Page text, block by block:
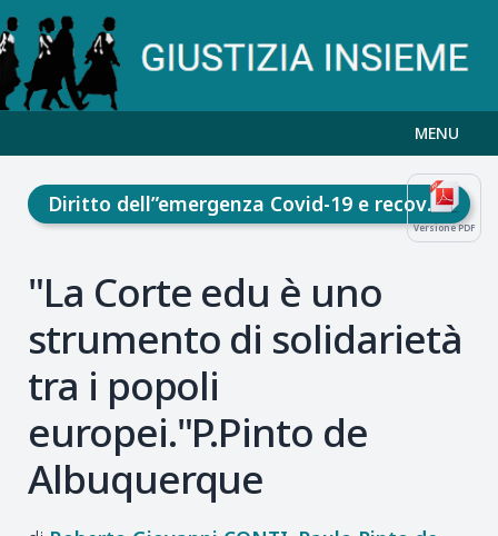
MENU
Versione PDF
Diritto dell”emergenza Covid-19 e recovery fund
"La Corte edu è uno
strumento di solidarietà
tra i popoli
europei."P.Pinto de
Albuquerque